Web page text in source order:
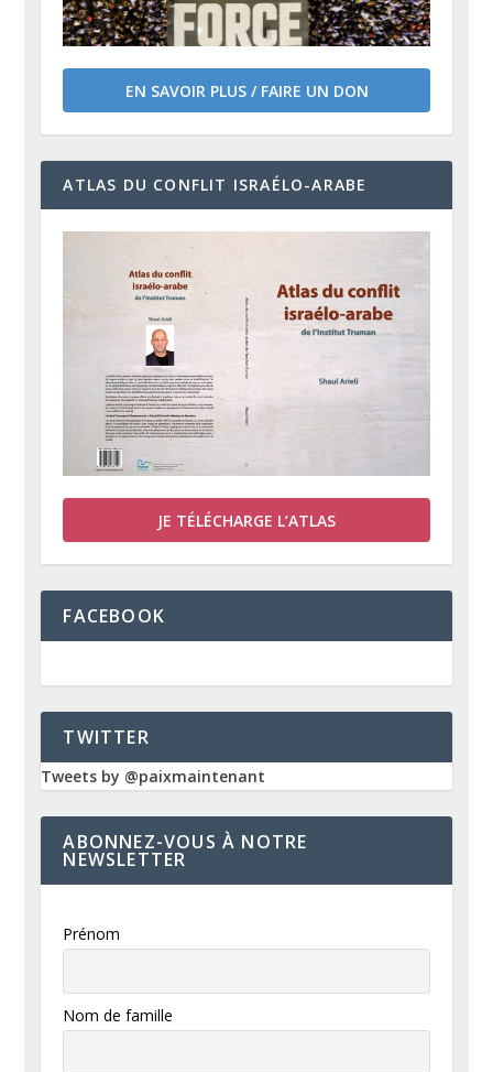
EN SAVOIR PLUS / FAIRE UN DON
ATLAS DU CONFLIT ISRAÉLO-ARABE
JE TÉLÉCHARGE L’ATLAS
FACEBOOK
TWITTER
Tweets by @paixmaintenant
ABONNEZ-VOUS À NOTRE
NEWSLETTER
Prénom
Nom de famille